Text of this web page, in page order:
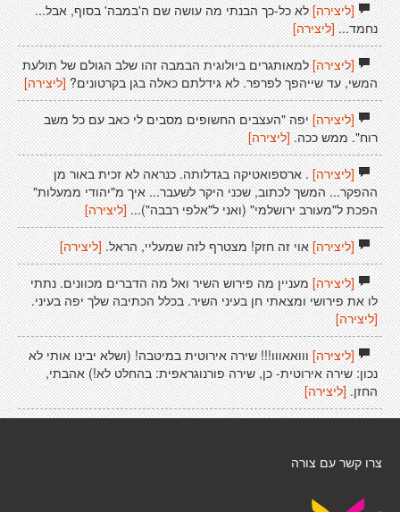
[ליצירה]לא כל-כך הבנתי מה עושה שם ה'במבה' בסוף, אבל...
נחמד... [ליצירה]
[ליצירה]למאותגרים ביולוגית הבמבה זהו שלב הגולם של תולעת
המשי, עד שייהפך לפרפר. לא גידלתם כאלה בגן בקרטונים? [ליצירה]
[ליצירה]יפה "העצבים החשופים מסבים לי כאב עם כל משב
רוח". ממש ככה.[ליצירה]
[ליצירה]. ארספואטיקה בגדלותה. כנראה לא זכית באור מן
ההפקר... המשך לכתוב, שכני היקר לשעבר... איך מ"יהודי ממעלות"
הפכת ל"מעורב ירושלמי" (ואני ל"אלפי רבבה")... [ליצירה]
[ליצירה]אוי זה חזק! מצטרף לזה שמעליי, הראל. [ליצירה]
[ליצירה]מעניין מה פירוש השיר ואל מה הדברים מכוונים. נתתי
לו את פירושי ומצאתי חן בעיני השיר. בכלל הכתיבה שלך יפה בעיני.
[ליצירה]
[ליצירה]ווואאווו!!! שירה אירוטית במיטבה! (ושלא יבינו אותי לא
נכון: שירה אירוטית- כן, שירה פורנוגראפית: בהחלט לא!) אהבתי,
החזן. [ליצירה]
צרו קשר עם צורה